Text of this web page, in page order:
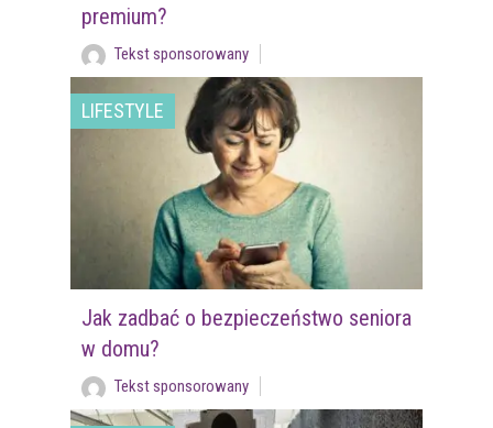
premium?
Tekst sponsorowany
LIFESTYLE
Jak zadbać o bezpieczeństwo seniora
w domu?
Tekst sponsorowany